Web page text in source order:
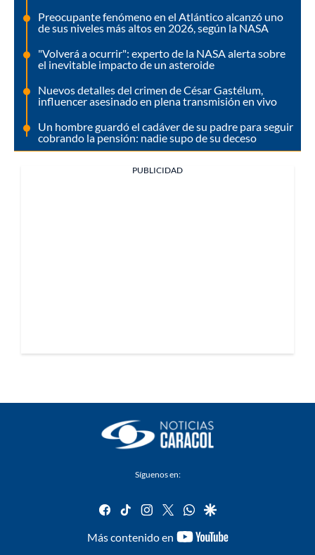
Preocupante fenómeno en el Atlántico alcanzó uno
de sus niveles más altos en 2026, según la NASA
"Volverá a ocurrir": experto de la NASA alerta sobre
el inevitable impacto de un asteroide
Nuevos detalles del crimen de César Gastélum,
influencer asesinado en plena transmisión en vivo
Un hombre guardó el cadáver de su padre para seguir
cobrando la pensión: nadie supo de su deceso
PUBLICIDAD
Síguenos en:
facebook
tiktok instagram
twitterwhatsapp
google
Más contenido en
youtube-